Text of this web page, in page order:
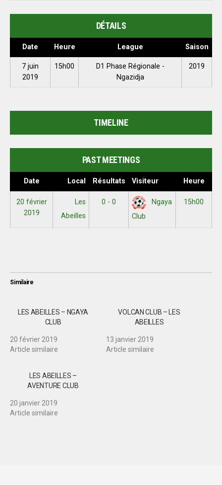
DÉTAILS
Date Heure League Saison
7 juin
2019
15h00
D1 Phase Régionale -
Ngazidja
2019
TIMELINE
PAST MEETINGS
Date Local Résultats Visiteur Heure
20 février
2019
Les
Abeilles
0 - 0
Ngaya
Club
15h00
Similaire
LES ABEILLES – NGAYA
CLUB
20 février 2019
Article similaire
VOLCAN CLUB – LES
ABEILLES
13 janvier 2019
Article similaire
LES ABEILLES –
AVENTURE CLUB
20 janvier 2019
Article similaire